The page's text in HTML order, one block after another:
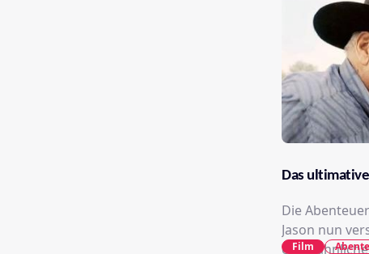
Das
Die
Jason nun
einer
Film